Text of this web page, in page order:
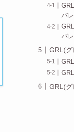
バレ
バレ
GRL(グ
GRL(グ